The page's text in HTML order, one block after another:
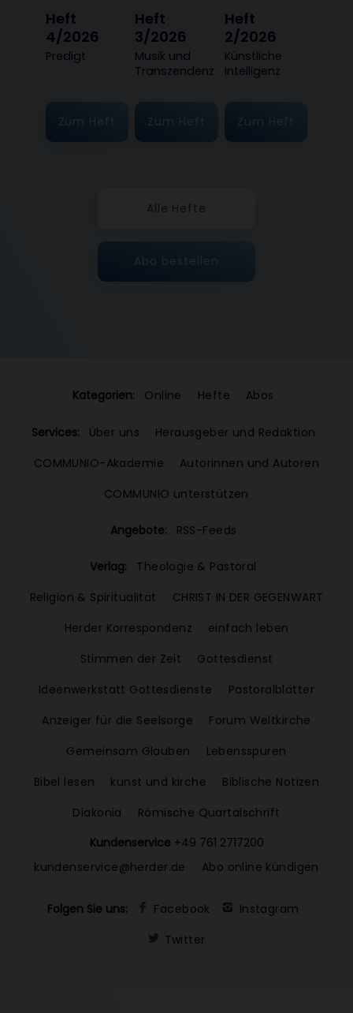
Heft
4/2026
:
Predigt
Zum Heft
Heft
3/2026
:
Musik und
Transzendenz
Zum Heft
Heft
2/2026
:
Künstliche
Intelligenz
Zum Heft
Alle Hefte
Abo bestellen
Kategorien: Online Hefte Abos
Services: Über uns
Herausgeber und Redaktion
COMMUNIO-Akademie
Autorinnen und Autoren
COMMUNIO unterstützen
Angebote: RSS-Feeds
Verlag:
Theologie & Pastoral
Religion & Spiritualität
CHRIST IN DER GEGENWART
Herder Korrespondenz
einfach leben
Stimmen der Zeit
Gottesdienst
Ideenwerkstatt Gottesdienste
Pastoralblätter
Anzeiger für die Seelsorge
Forum Weltkirche
Gemeinsam Glauben
Lebensspuren
Bibel lesen
kunst und kirche
Biblische Notizen
Diakonia
Römische Quartalschrift
Kundenservice +49 761 2717200
kundenservice@herder.de
Abo online kündigen
Folgen Sie uns: Facebook
Instagram
Twitter